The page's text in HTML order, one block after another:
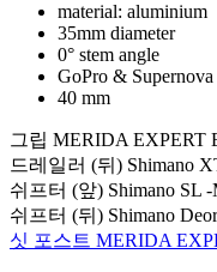
material: aluminium
35mm diameter
0° stem angle
GoPro &
40 mm
그립 MERIDA EXPERT
드레일러 (뒤) Shimano
쉬프터 (앞) Shimano SL
쉬프터 (뒤) Shimano
싯 포스트 MERIDA